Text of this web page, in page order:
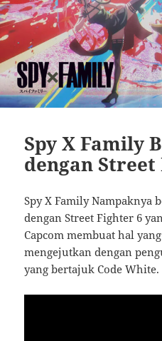
Spy X Family
dengan
Spy X Family Nampaknya
dengan Street Fighter 6
Capcom membuat hal
mengejutkan dengan
yang bertajuk Code White.